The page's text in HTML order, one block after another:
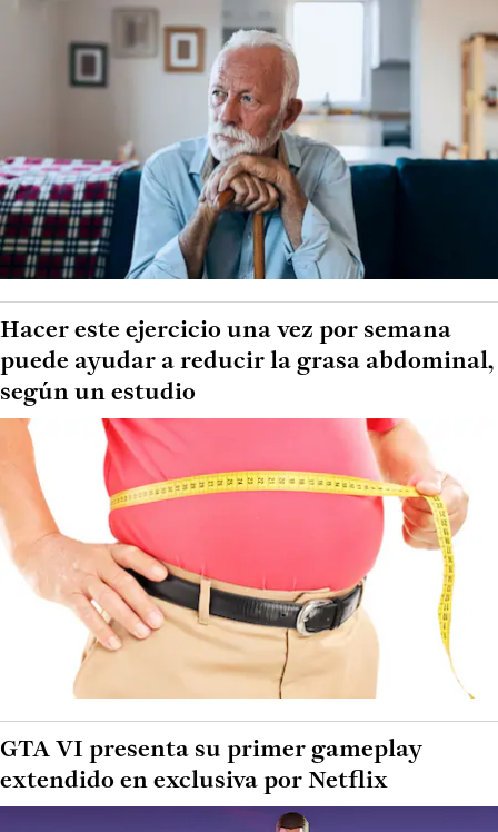
Hacer este ejercicio una vez por semana
puede ayudar a reducir la grasa abdominal,
según un estudio
GTA VI presenta su primer gameplay
extendido en exclusiva por Netflix